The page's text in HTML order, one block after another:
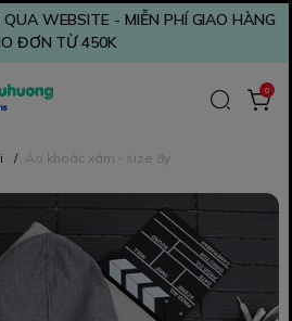
WEBSITE - MIỄN PHÍ GIAO HÀNG
ĐƠN TỪ 450K
0
/ Áo khoác xám - size 8y